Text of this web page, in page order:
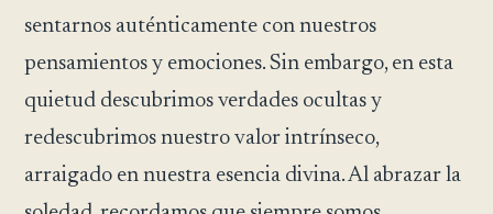
sentarnos auténticamente con nuestros
pensamientos y emociones. Sin embargo, en esta
quietud descubrimos verdades ocultas y
redescubrimos nuestro valor intrínseco,
arraigado en nuestra esencia divina. Al abrazar la